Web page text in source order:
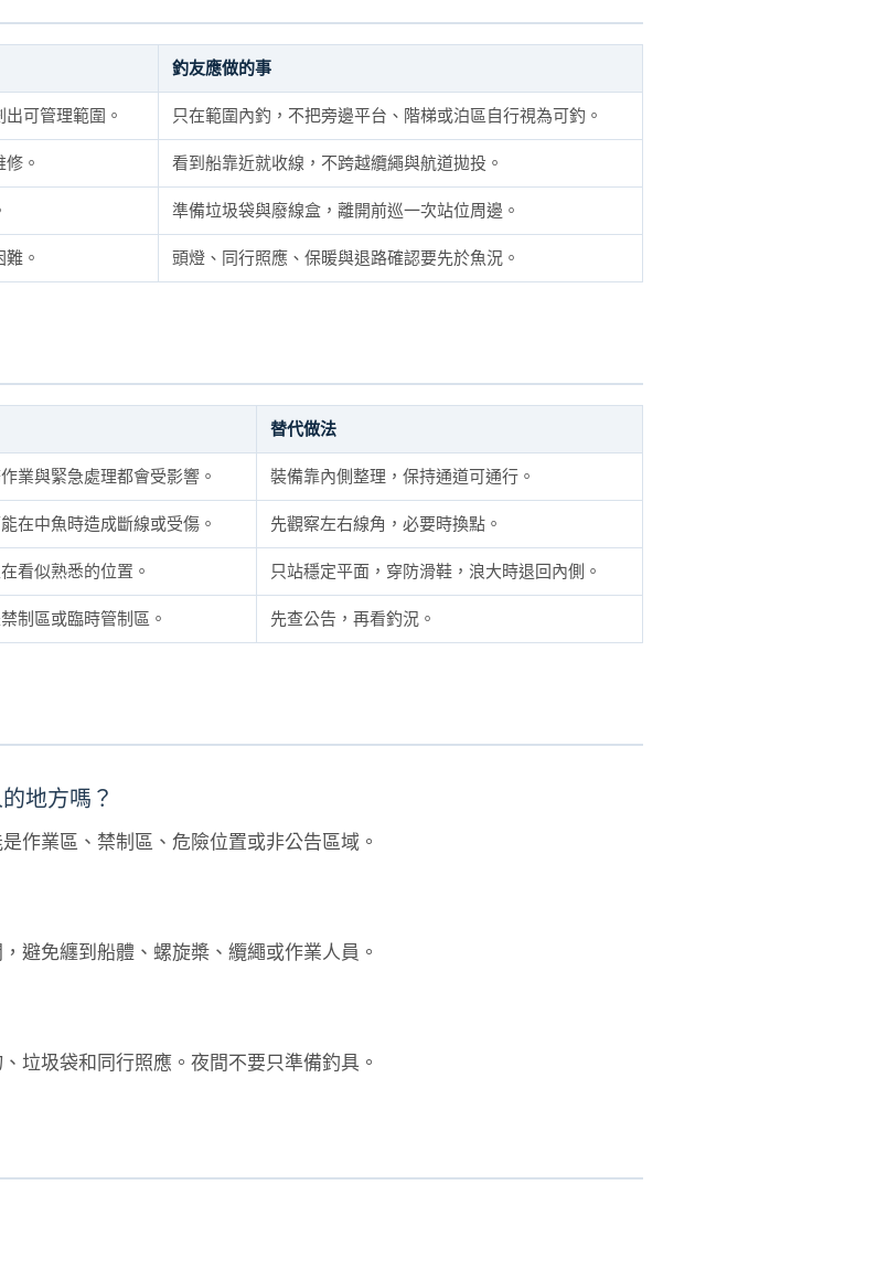
釣友應做的事
可管理範圍。 只在範圍內釣，不把旁邊平台、階梯或泊區自行視為可釣。
。 看到船靠近就收線，不跨越纜繩與航道拋投。
準備垃圾袋與廢線盒，離開前巡一次站位周邊。
。 頭燈、同行照應、保暖與退路確認要先於魚況。
替代做法
業與緊急處理都會受影響。 裝備靠內側整理，保持通道可通行。
在中魚時造成斷線或受傷。 先觀察左右線角，必要時換點。
看似熟悉的位置。 只站穩定平面，穿防滑鞋，浪大時退回內側。
制區或臨時管制區。 先查公告，再看釣況。
地方嗎？
作業區、禁制區、危險位置或非公告區域。
避免纏到船體、螺旋槳、纜繩或作業人員。
垃圾袋和同行照應。夜間不要只準備釣具。